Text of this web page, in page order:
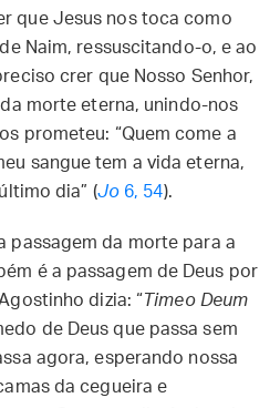
que Jesus nos toca como
Naim, ressuscitando-o, e ao
crer que Nosso Senhor,
morte eterna, unindo-nos
prometeu: “Quem come a
sangue tem a vida eterna,
dia” (Jo6, 54).
passagem da morte para a
é a passagem de Deus por
dizia: “ Timeo Deum
de Deus que passa sem
agora, esperando nossa
da cegueira e